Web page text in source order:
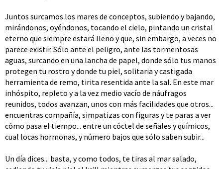
Juntos surcamos los mares de conceptos, subiendo y bajando,
mirándonos, oyéndonos, tocando el cielo, pintando un cristal
eterno que siempre estará lleno y que, sin embargo, a veces no
parece existir. Sólo ante el peligro, ante las tormentosas
aguas, surcando en una lancha de papel, donde sólo tus manos
protegen tu rostro y donde tu piel, solitaria y castigada
herramienta de remo, tirita resentida ante la sal. En este mar
inhóspito, repleto y a la vez medio vacío de náufragos
reunidos, todos avanzan, unos con más facilidades que otros...
encuentras compañía, simpatizas con figuras y te paras a ver
cómo pasa el tiempo... entre un cóctel de señales y químicos,
cual locas hormonas, y número bajos que sólo saben subir...
Un día dices... basta, y como todos, te tiras al mar salado,